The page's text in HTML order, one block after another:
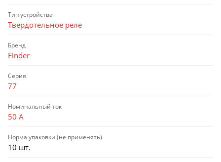
Тип устройства
Твердотельное реле
Бренд
Finder
Серия
77
Номинальный ток
50 А
Норма упаковки (не применять)
10 шт.